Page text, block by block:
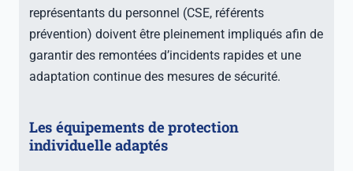
représentants du personnel (CSE, référents
prévention) doivent être pleinement impliqués afin de
garantir des remontées d’incidents rapides et une
adaptation continue des mesures de sécurité.
Les équipements de protection
individuelle adaptés